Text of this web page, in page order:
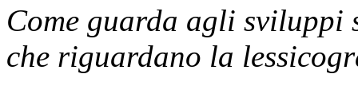
Come guarda agli sviluppi
che riguardano la